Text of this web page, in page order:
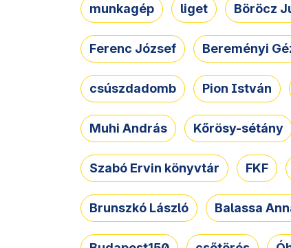
munkagép liget Böröcz
Ferenc József Bereményi
csúszdadomb Pion István
Muhi András Kőrösy-sétány
Szabó Ervin könyvtár FKF
Brunszkó László Balassa